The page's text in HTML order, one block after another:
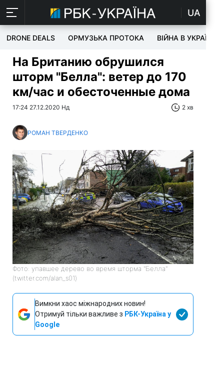
UA
DRONE DEALS ОРМУЗЬКА ПРОТОКА ВІЙНА В УКРАЇНІ
На Британию обрушился
шторм "Белла": ветер до 170
км/час и обесточенные дома
17:24 27.12.2020 Нд 2 хв
РОМАН ТВЕРДЕНКО
Фото: упавшее дерево во время шторма "Белла"
(twitter.com/alan_s01)
Вимкни хаос міжнародних новин!
Отримуй тільки важливе з РБК-Україна у
Google